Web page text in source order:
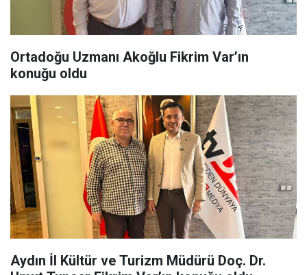
Ortadoğu Uzmanı Akoğlu Fikrim Var’ın
konuğu oldu
Aydın İl Kültür ve Turizm Müdürü Doç. Dr.